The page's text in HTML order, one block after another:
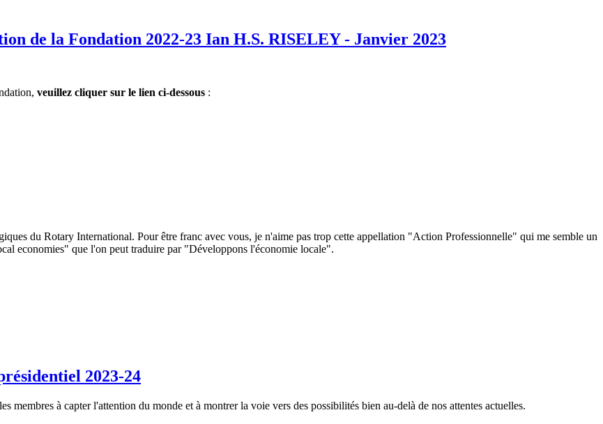
de la Fondation 2022-23 Ian H.S. RISELEY - Janvier 2023
veuillez cliquer sur le lien ci-dessous :
du Rotary International. Pour être franc avec vous, je n'aime pas trop cette appellation "Action Professionnelle" qui me semble un
economies" que l'on peut traduire par "Développons l'économie locale".
2023-24
à capter l'attention du monde et à montrer la voie vers des possibilités bien au-delà de nos attentes actuelles.